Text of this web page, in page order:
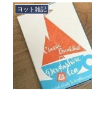
ヨット雑記